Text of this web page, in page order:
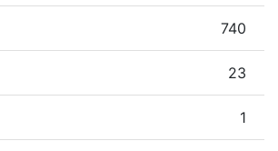
740
23
1